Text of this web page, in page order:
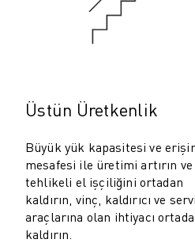
ROBOSHOT TOPLAM SAHIP OLMA
TEL EROZYON MAKINELERI
ROBOCUT YAZILIMI
ROBOCUT SÜRDÜRÜLEBILIRLIK
IIOT ÇÖZÜMLERI
AKILLI FABRIKA ÇÖZÜMLERI
ÜRETIM VERIMLILIĞINI ARTIRMAK
ÜRÜN KAYDI » FANUC PORTAL
Üstün Üretkenlik
Büyük yük kapasitesi ve
mesafesi ile üretimi artırın ve
tehlikeli el işçiliğini ortadan
kaldırın, vinç, kaldırıcı ve
araçlarına olan ihtiyacı
kaldırın.